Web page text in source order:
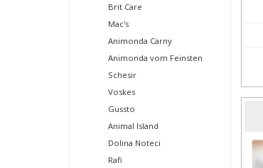
Brit Care
Mac's
Animonda Carny
Animonda vom Feinsten
Schesir
Voskes
Gussto
Animal Island
Dolina Noteci
Rafi